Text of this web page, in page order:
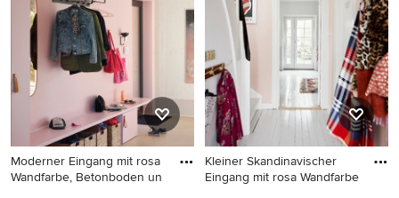
Moderner Eingang mit rosa
Wandfarbe, Betonboden un
Kleiner Skandinavischer
Eingang mit rosa Wandfarbe